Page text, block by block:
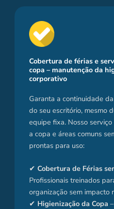
Cobertura de férias e
copa – manutenção da
corporativo
Garanta a continuidade
do seu escritório, mesmo
equipe fixa. Nosso
a copa e áreas comuns
prontas para uso:
✔ Cobertura de Férias
Profissionais treinados
organização sem impacto
✔ Higienização da Copa